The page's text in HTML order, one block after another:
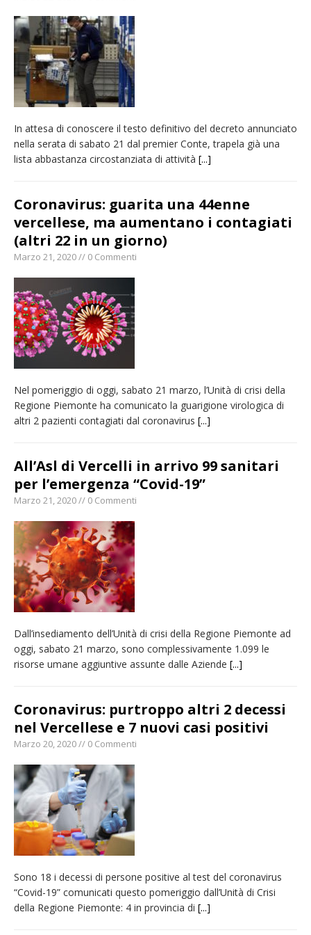
La Regione stanzia oltre 38mila euro per il
carnevale di Santhià. La soddisfazione della
Pro Loco
Il Piemonte ha avviato la richiesta di calamità
naturale per la siccità estrema e gli incendi
dell’arcivescovo mons. Marco Arnolfo
In attesa di conoscere il testo definitivo del decreto annunciato
nella serata di sabato 21 dal premier Conte, trapela già una
lista abbastanza circostanziata di attività [...]
Coronavirus: guarita una 44enne
vercellese, ma aumentano i contagiati
(altri 22 in un giorno)
Marzo 21, 2020 // 0 Commenti
Nel pomeriggio di oggi, sabato 21 marzo, l’Unità di crisi della
Regione Piemonte ha comunicato la guarigione virologica di
altri 2 pazienti contagiati dal coronavirus [...]
All’Asl di Vercelli in arrivo 99 sanitari
per l’emergenza “Covid-19”
Marzo 21, 2020 // 0 Commenti
Dall’insediamento dell’Unità di crisi della Regione Piemonte ad
oggi, sabato 21 marzo, sono complessivamente 1.099 le
risorse umane aggiuntive assunte dalle Aziende [...]
Coronavirus: purtroppo altri 2 decessi
nel Vercellese e 7 nuovi casi positivi
Marzo 20, 2020 // 0 Commenti
Sono 18 i decessi di persone positive al test del coronavirus
“Covid-19” comunicati questo pomeriggio dall’Unità di Crisi
della Regione Piemonte: 4 in provincia di [...]